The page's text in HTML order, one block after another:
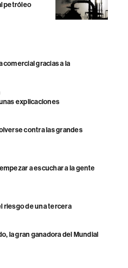
petróleo
comercial gracias a la
explicaciones
contra las grandes
a escuchar a la gente
riesgo de una tercera
la gran ganadora del Mundial